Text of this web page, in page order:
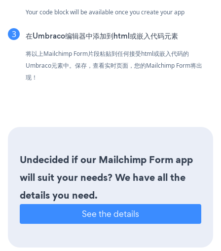
Your code block will be available once you create your app
在Umbraco编辑器中添加到html或嵌入代码元素
将以上Mailchimp Form片段粘贴到任何接受html或嵌入代码的
Umbraco元素中。保存，查看实时页面，您的Mailchimp Form将出
现！
Undecided if our Mailchimp Form app
will suit your needs? We have all the
details you need.
See the details